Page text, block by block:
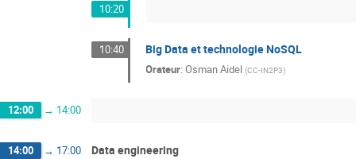
10:20
10:40 Big Data et technologie NoSQL
Orateur:Osman Aidel (CC-IN2P3)
12:00 → 14:00
14:00 → 17:00 Data engineering